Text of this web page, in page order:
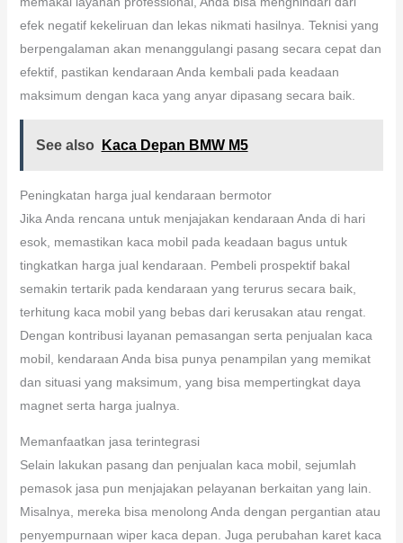
efek negatif kekeliruan dan lekas nikmati hasilnya. Teknisi yang
berpengalaman akan menanggulangi pasang secara cepat dan
efektif, pastikan kendaraan Anda kembali pada keadaan
maksimum dengan kaca yang anyar dipasang secara baik.
See also Kaca Depan BMW M5
Peningkatan harga jual kendaraan bermotor
Jika Anda rencana untuk menjajakan kendaraan Anda di hari
esok, memastikan kaca mobil pada keadaan bagus untuk
tingkatkan harga jual kendaraan. Pembeli prospektif bakal
semakin tertarik pada kendaraan yang terurus secara baik,
terhitung kaca mobil yang bebas dari kerusakan atau rengat.
Dengan kontribusi layanan pemasangan serta penjualan kaca
mobil, kendaraan Anda bisa punya penampilan yang memikat
dan situasi yang maksimum, yang bisa mempertingkat daya
magnet serta harga jualnya.
Memanfaatkan jasa terintegrasi
Selain lakukan pasang dan penjualan kaca mobil, sejumlah
pemasok jasa pun menjajakan pelayanan berkaitan yang lain.
Misalnya, mereka bisa menolong Anda dengan pergantian atau
penyempurnaan wiper kaca depan. Juga perubahan karet kaca